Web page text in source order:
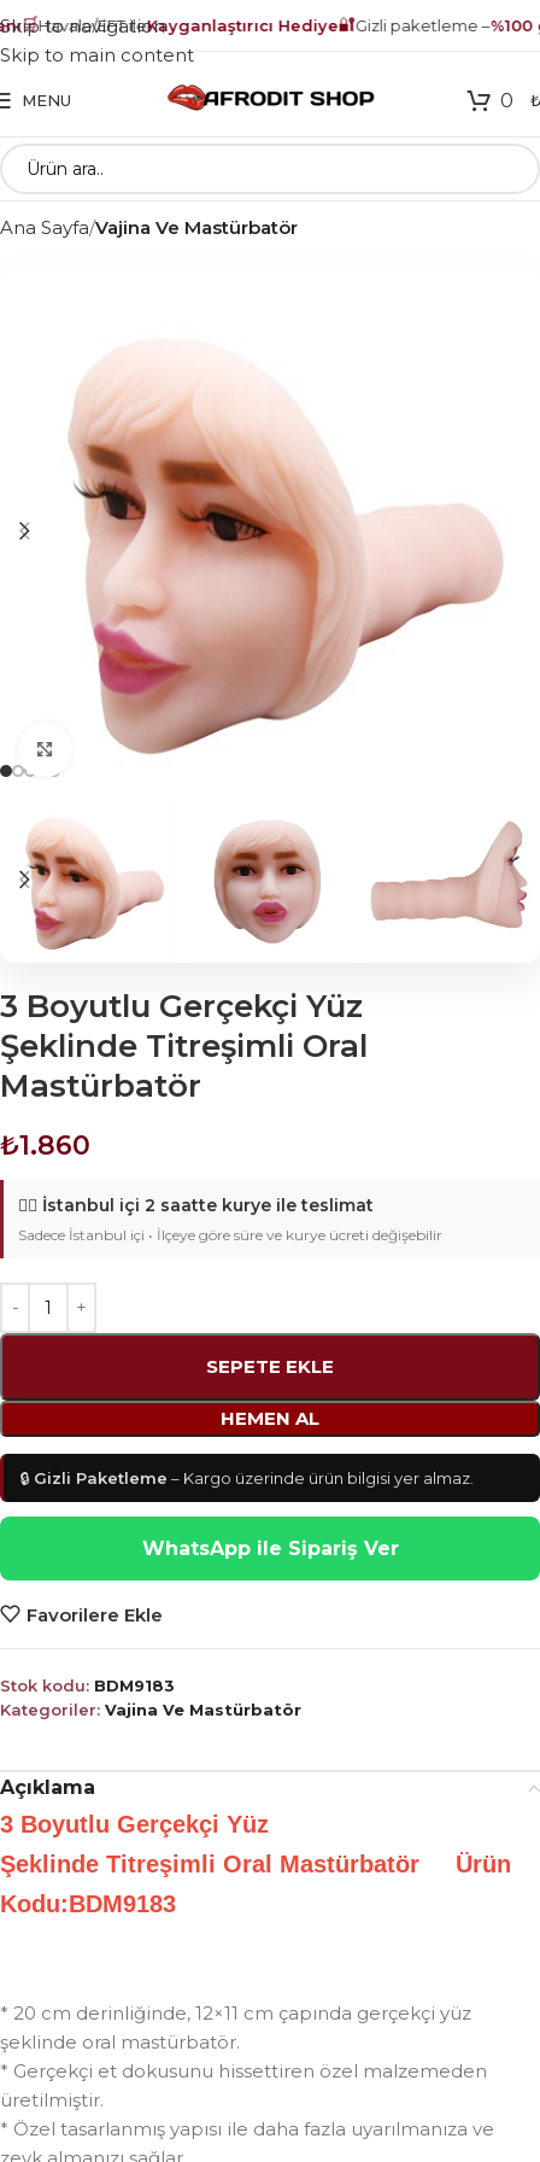
🛒Havale/EFT ileKayganlaştırıcı Hediye🔐Gizli paketleme –%100
Skip to navigation
Skip to main content
MENU 0 ₺
Ana Sayfa Vajina Ve Mastürbatör
Click to enlarge
3 Boyutlu Gerçekçi Yüz
Şeklinde Titreşimli Oral
Mastürbatör
₺1.860
🚴‍♂️ İstanbul içi 2 saatte kurye ile teslimat
Sadece İstanbul içi • İlçeye göre süre ve kurye ücreti değişebilir
SEPETE EKLE
HEMEN AL
🔒 Gizli Paketleme – Kargo üzerinde ürün bilgisi yer almaz.
WhatsApp ile Sipariş Ver
Favorilere Ekle
Stok kodu: BDM9183
Kategoriler: Vajina Ve Mastürbatör
Açıklama
3 Boyutlu Gerçekçi Yüz
Şeklinde Titreşimli Oral Mastürbatör Ürün
Kodu:BDM9183
* 20 cm derinliğinde, 12×11 cm çapında gerçekçi yüz
şeklinde oral mastürbatör.
* Gerçekçi et dokusunu hissettiren özel malzemeden
üretilmiştir.
* Özel tasarlanmış yapısı ile daha fazla uyarılmanıza ve